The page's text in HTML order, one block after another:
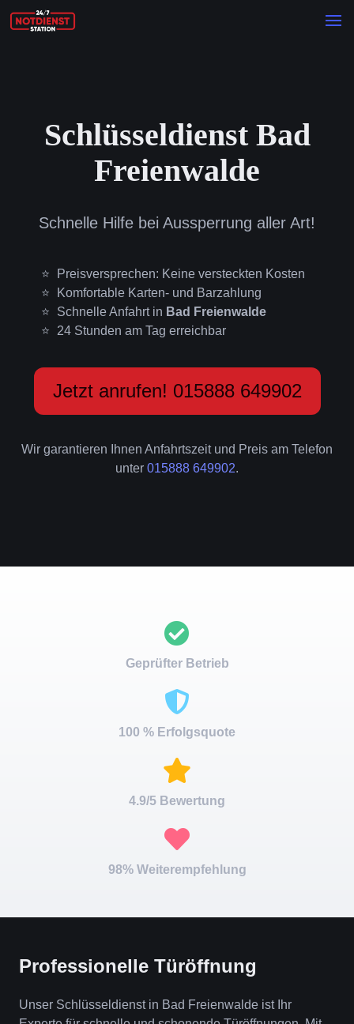
Schlüsseldienst Bad
Freienwalde
Schnelle Hilfe bei Aussperrung aller Art!
Preisversprechen: Keine versteckten Kosten
Komfortable Karten- und Barzahlung
Schnelle Anfahrt in Bad Freienwalde
24 Stunden am Tag erreichbar
Jetzt anrufen! 015888 649902
Wir garantieren Ihnen Anfahrtszeit und Preis am Telefon
unter 015888 649902.
Geprüfter Betrieb
100 % Erfolgsquote
4.9/5 Bewertung
98% Weiterempfehlung
Professionelle Türöffnung
Unser Schlüsseldienst in Bad Freienwalde ist Ihr